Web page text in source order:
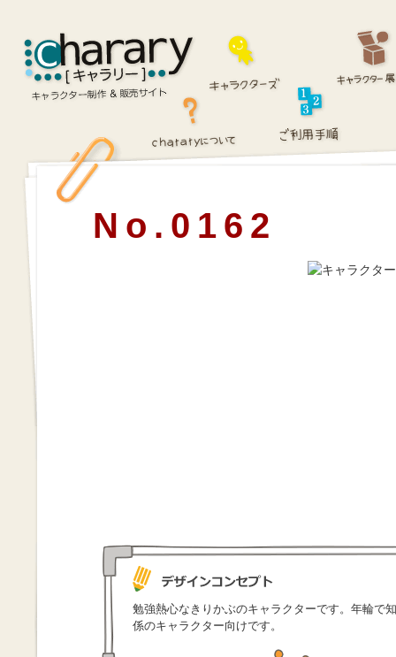
No.0162
勉強熱心なきりかぶのキャラクターです。年輪で
係のキャラクター向けです。